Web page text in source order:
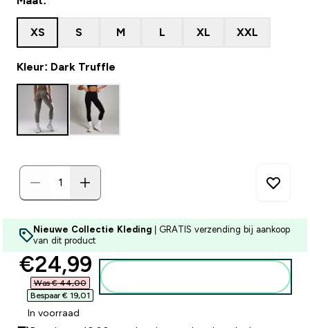
XS S M L XL XXL
Kleur: Dark Truffle
Nieuwe Collectie Kleding | GRATIS verzending bij aankoop
van dit product
discounted price
€24,99‎
Was € 44,00‎
Bespaar € 19,01‎
In voorraad